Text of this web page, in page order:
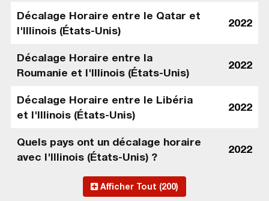
Décalage Horaire entre le Qatar et
l'Illinois (États-Unis)
2022
Décalage Horaire entre la
Roumanie et l'Illinois (États-Unis)
2022
Décalage Horaire entre le Libéria
et l'Illinois (États-Unis)
2022
Quels pays ont un décalage horaire
avec l'Illinois (États-Unis) ?
2022
Afficher Tout (200)